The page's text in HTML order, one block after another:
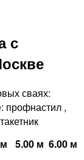
с
сваях:
профнастил ,
5.00 м 6.00 м